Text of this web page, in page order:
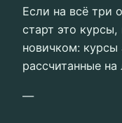
Если на всё три
старт это
новичком: курсы
рассчитанные
—